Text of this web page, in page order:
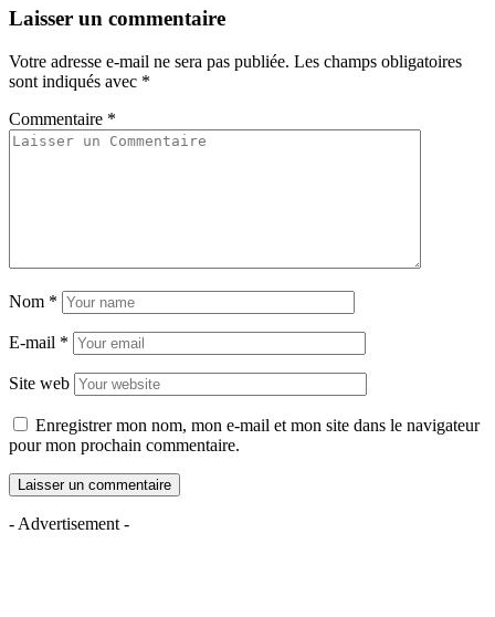
Laisser un commentaire
Votre adresse e-mail ne sera pas publiée. Les champs obligatoires
sont indiqués avec *
Commentaire *
Nom *
E-mail *
Site web
Enregistrer mon nom, mon e-mail et mon site dans le navigateur
pour mon prochain commentaire.
- Advertisement -